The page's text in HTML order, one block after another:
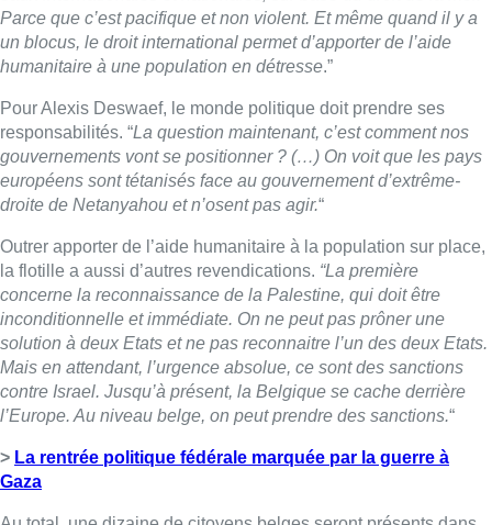
inconditionnelle et immédiate. On ne peut pas prôner une
solution à deux Etats et ne pas reconnaitre l’un des deux Etats.
Mais en attendant, l’urgence absolue, ce sont des sanctions
contre Israel. Jusqu’à présent, la Belgique se cache derrière
l’Europe. Au niveau belge, on peut prendre des sanctions.
>La rentrée politique fédérale marquée par la guerre à
Gaza
la flotille.
Rédaction
Lire aussi :
Météo: du soleil et jusqu’à 28°C ce
samedi, l’avertissement jaune à la